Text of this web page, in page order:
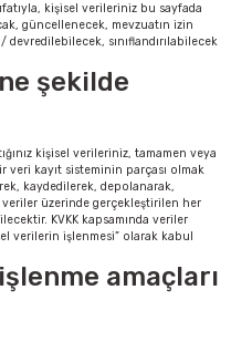
kişisel verileriniz bu sayfada
güncellenecek, mevzuatın izin
sınıflandırılabilecek
şekilde
kişisel verileriniz, tamamen veya
kayıt sisteminin parçası olmak
kaydedilerek, depolanarak,
veriler üzerinde gerçekleştirilen her
KVKK kapsamında veriler
verilerin işlenmesi” olarak kabul
amaçları